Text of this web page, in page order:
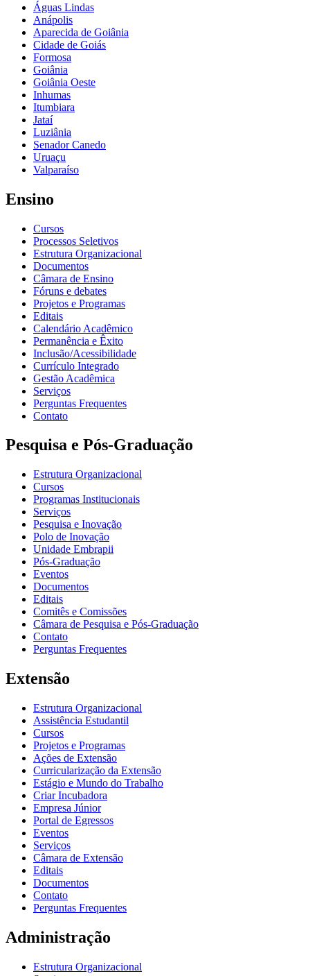
Águas Lindas
Anápolis
Aparecida de Goiânia
Cidade de Goiás
Formosa
Goiânia
Goiânia Oeste
Inhumas
Itumbiara
Jataí
Luziânia
Senador Canedo
Uruaçu
Valparaíso
Ensino
Cursos
Processos Seletivos
Estrutura Organizacional
Documentos
Câmara de Ensino
Fóruns e debates
Projetos e Programas
Editais
Calendário Acadêmico
Permanência e Êxito
Inclusão/Acessibilidade
Currículo Integrado
Gestão Acadêmica
Serviços
Perguntas Frequentes
Contato
Pesquisa e Pós-Graduação
Estrutura Organizacional
Cursos
Programas Institucionais
Serviços
Pesquisa e Inovação
Polo de Inovação
Unidade Embrapii
Pós-Graduação
Eventos
Documentos
Editais
Comitês e Comissões
Câmara de Pesquisa e Pós-Graduação
Contato
Perguntas Frequentes
Extensão
Estrutura Organizacional
Assistência Estudantil
Cursos
Projetos e Programas
Ações de Extensão
Curricularização da Extensão
Estágio e Mundo do Trabalho
Criar Incubadora
Empresa Júnior
Portal de Egressos
Eventos
Serviços
Câmara de Extensão
Editais
Documentos
Contato
Perguntas Frequentes
Administração
Estrutura Organizacional